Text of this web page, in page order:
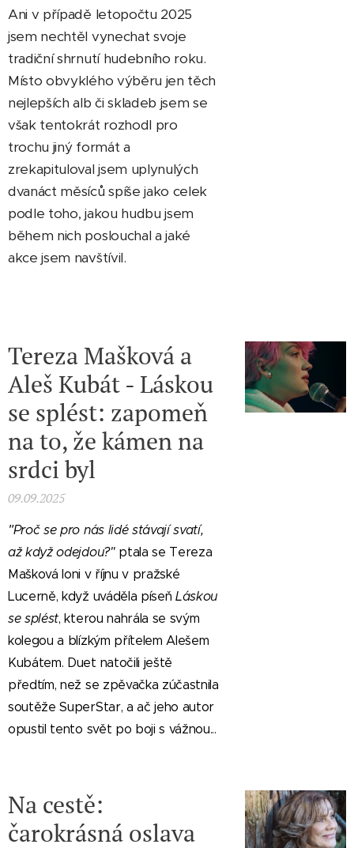
Ani v případě letopočtu 2025
jsem nechtěl vynechat svoje
tradiční shrnutí hudebního roku.
Místo obvyklého výběru jen těch
nejlepších alb či skladeb jsem se
však tentokrát rozhodl pro
trochu jiný formát a
zrekapituloval jsem uplynulých
dvanáct měsíců spíše jako celek
podle toho, jakou hudbu jsem
během nich poslouchal a jaké
akce jsem navštívil.
Tereza Mašková a
Aleš Kubát - Láskou
se splést: zapomeň
na to, že kámen na
srdci byl
09.09.2025
"Proč se pro nás lidé stávají svatí,
až když odejdou?"ptala se Tereza
Mašková loni v říjnu v pražské
Lucerně, když uváděla píseňLáskou
se splést, kterou nahrála se svým
kolegou a blízkým přítelem Alešem
Kubátem. Duet natočili ještě
předtím, než se zpěvačka zúčastnila
soutěže SuperStar, a ač jeho autor
opustil tento svět po boji s vážnou...
Na cestě:
čarokrásná oslava